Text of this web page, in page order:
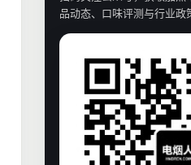
品动态、口味评测与行业政